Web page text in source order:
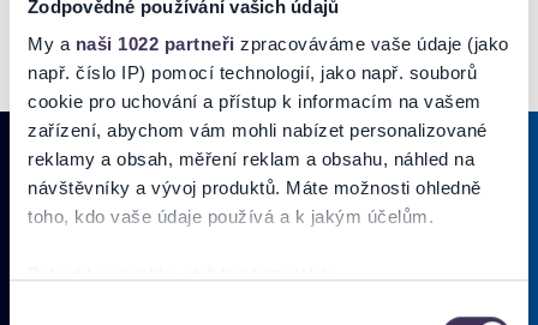
Zodpovědné používání vašich údajů
My a naši 1022 partneři zpracováváme vaše údaje (jako
např. číslo IP) pomocí technologií, jako např. souborů
cookie pro uchování a přístup k informacím na vašem
zařízení, abychom vám mohli nabízet personalizované
reklamy a obsah, měření reklam a obsahu, náhled na
návštěvníky a vývoj produktů. Máte možnosti ohledně
toho, kdo vaše údaje používá a k jakým účelům.
PRIHLÁSIŤ SA KODBERU NOVINIEK